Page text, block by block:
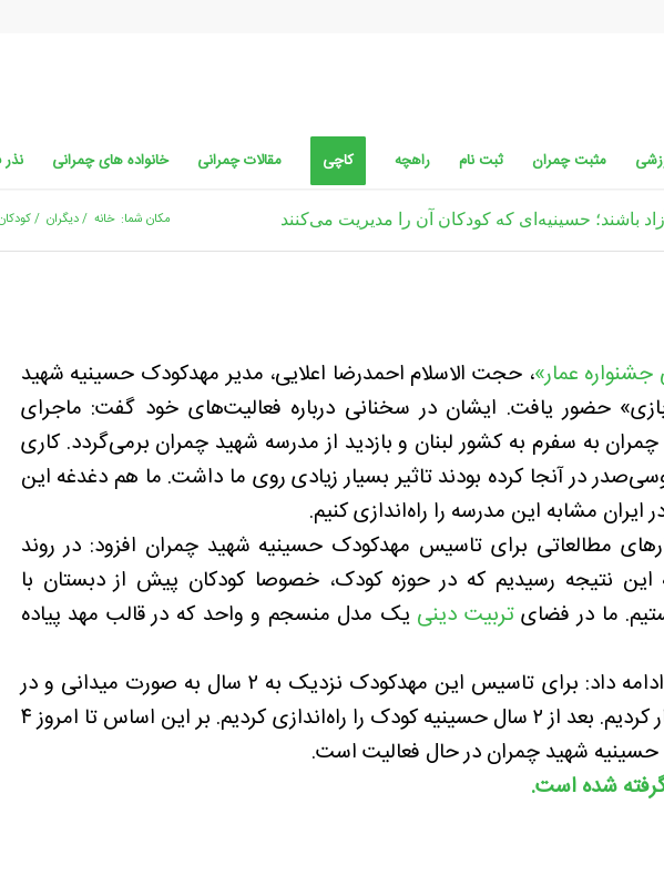
مثبت چمران ثبت نام راهچه کاچی مقالات چمرانی خانواده های چمرانی
باشند؛ حسینیه‌ای که کودکان آن را مدیریت می‌کنند مکان شما: خانه /دیگران /
عمار»، حجت الاسلام احمدرضا اعلایی، مدیر مهدکودک حسینیه شهید
حضور یافت. ایشان در سخنانی درباره فعالیت‌های خود گفت: ماجرای
به سفرم به کشور لبنان و بازدید از مدرسه شهید چمران برمی‌گردد. کاری
در آنجا کرده بودند تاثیر بسیار زیادی روی ما داشت. ما هم دغدغه این
ایران مشابه این مدرسه را راه‌اندازی کنیم.
مطالعاتی برای تاسیس مهدکودک حسینیه شهید چمران افزود: در روند
این نتیجه رسیدیم که در حوزه کودک، خصوصا کودکان پیش از دبستان با
ما در فضایتربیت دینی یک مدل منسجم و واحد که در قالب مهد پیاده
کارشناس تئاتر عروسکی ادامه داد: برای تاسیس این مهدکودک نزدیک به ۲ سال به صورت میدانی و در
قالب هیئت‌های کودک کار کردیم. بعد از ۲ سال حسینیه کودک را راه‌اندازی کردیم. بر این اساس تا امروز ۴
شهید چمران در حال فعالیت است.